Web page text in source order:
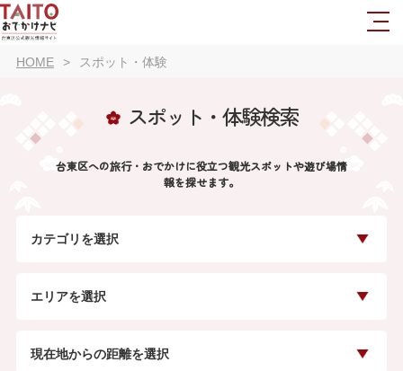
HOME スポット・体験
スポット・体験検索
台東区への旅行・おでかけに役立つ観光スポットや遊び場情
報を探せます。
カテゴリを選択
エリアを選択
現在地からの距離を選択